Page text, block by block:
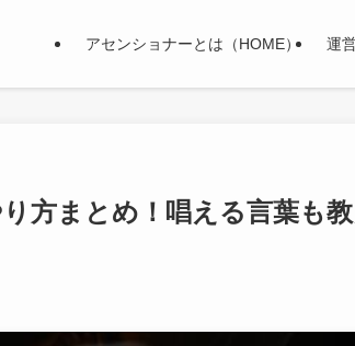
アセンショナーとは（HOME） 運
方まとめ！唱える言葉も教